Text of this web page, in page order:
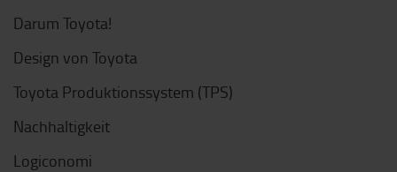
Darum Toyota!
Design von Toyota
Toyota Produktionssystem (TPS)
Nachhaltigkeit
Logiconomi